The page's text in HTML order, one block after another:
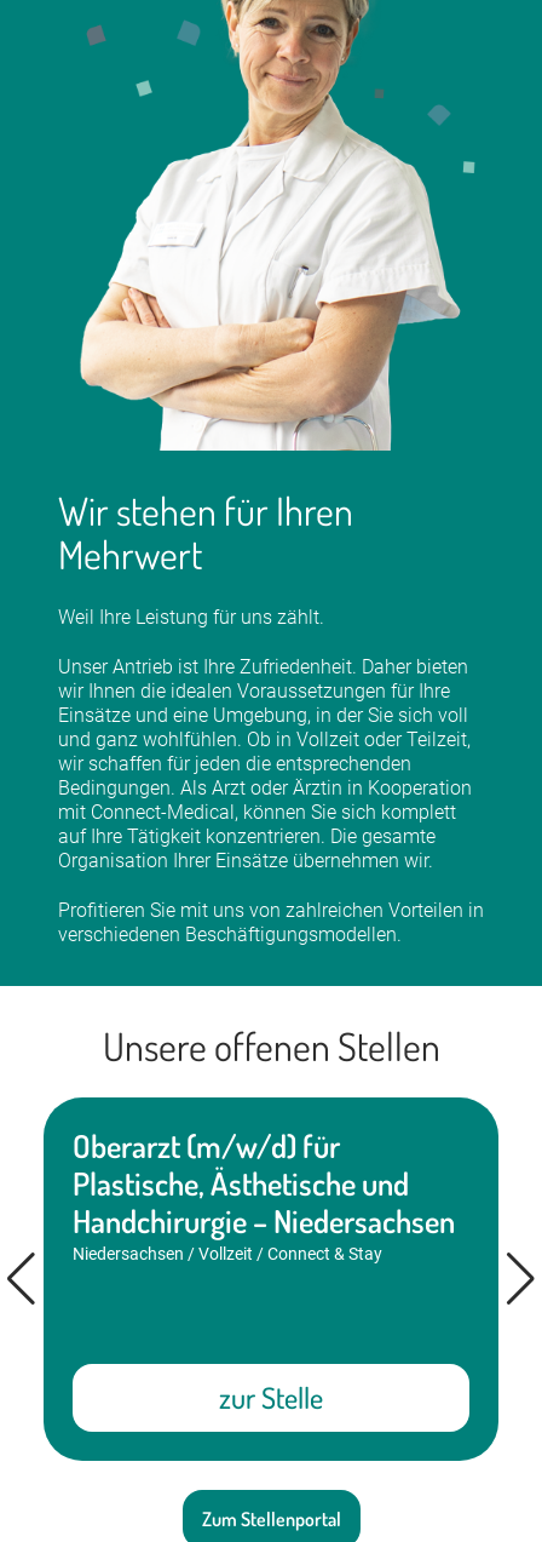
Wir stehen für Ihren
Mehrwert
Weil Ihre Leistung für uns zählt.
Unser Antrieb ist Ihre Zufriedenheit. Daher bieten
wir Ihnen die idealen Voraussetzungen für Ihre
Einsätze und eine Umgebung, in der Sie sich voll
und ganz wohlfühlen. Ob in Vollzeit oder Teilzeit,
wir schaffen für jeden die entsprechenden
Bedingungen. Als Arzt oder Ärztin in Kooperation
mit Connect-Medical, können Sie sich komplett
auf Ihre Tätigkeit konzentrieren. Die gesamte
Organisation Ihrer Einsätze übernehmen wir.
Profitieren Sie mit uns von zahlreichen Vorteilen in
verschiedenen Beschäftigungsmodellen.
Unsere offenen Stellen
Oberarzt (m/w/d) für
Plastische, Ästhetische und
Handchirurgie – Niedersachsen
Niedersachsen / Vollzeit / Connect & Stay
zur Stelle
Zum Stellenportal